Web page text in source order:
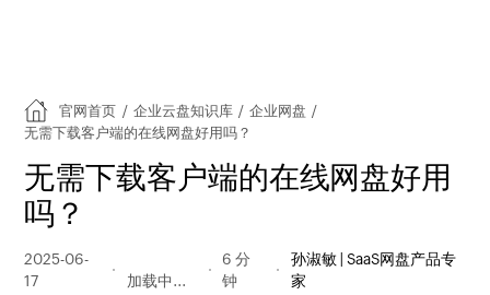
官网首页 / 企业云盘知识库 / 企业网盘 /
无需下载客户端的在线网盘好用吗？
无需下载客户端的在线网盘好用
吗？
2025-06-
17
量
6 分
钟
孙淑敏 | SaaS网盘产品专
家